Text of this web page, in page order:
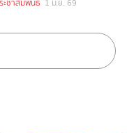
ะชาสัมพันธ์ 1 มิ.ย. 69